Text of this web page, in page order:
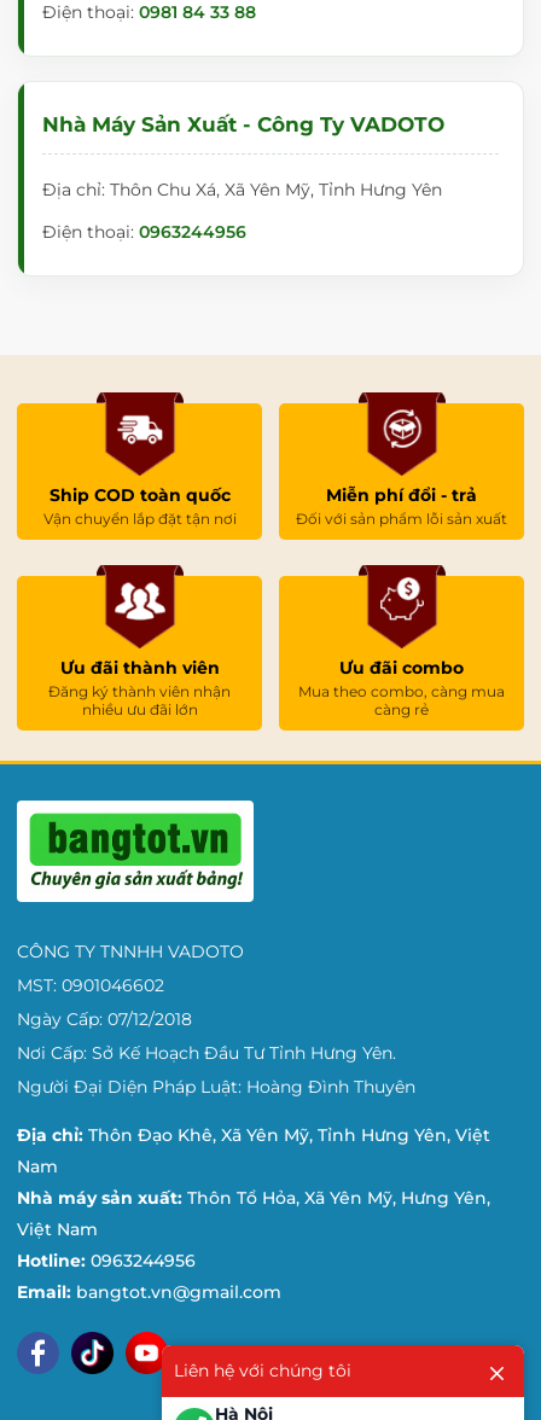
ậ
k
h
ẩ
u
c
ế
C
h
u
m
ặt
b
n
g
là
b
ằ
n
g
th
é
từ
tí
n,
b
ề
m
Điện thoại: 0981 84 33 88
Nhà Máy Sản Xuất - Công Ty VADOTO
Địa chỉ: Thôn Chu Xá, Xã Yên Mỹ, Tỉnh Hưng Yên
Điện thoại: 0963244956
Ship COD toàn quốc
Vận chuyển lắp đặt tận nơi
Miễn phí đổi - trả
Đối với sản phẩm lỗi sản xuất
Ưu đãi thành viên
Đăng ký thành viên nhận
nhiều ưu đãi lớn
Ưu đãi combo
Mua theo combo, càng mua
càng rẻ
CÔNG TY TNNHH VADOTO
MST: 0901046602
Ngày Cấp: 07/12/2018
Nơi Cấp: Sở Kế Hoạch Đầu Tư Tỉnh Hưng Yên.
Người Đại Diện Pháp Luật: Hoàng Đình Thuyên
Địa chỉ: Thôn Đạo Khê, Xã Yên Mỹ, Tỉnh Hưng Yên, Việt
Nam
Nhà máy sản xuất: Thôn Tổ Hỏa, Xã Yên Mỹ, Hưng Yên,
Việt Nam
Hotline: 0963244956
Email: bangtot.vn@gmail.com
Liên hệ với chúng tôi
Hà Nội